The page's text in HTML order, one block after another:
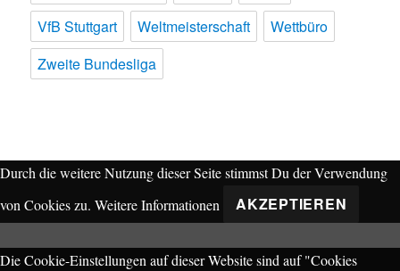
VfB Stuttgart
Weltmeisterschaft
Wettbüro
Zweite Bundesliga
Durch die weitere Nutzung dieser Seite stimmst Du der Verwendung
von Cookies zu. Weitere Informationen AKZEPTIEREN
Die Cookie-Einstellungen auf dieser Website sind auf "Cookies